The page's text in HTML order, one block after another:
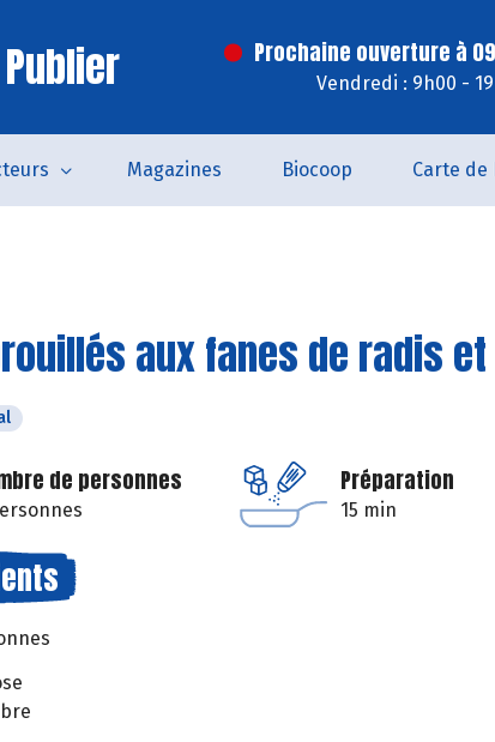
Prochaine ouverture à
Vendredi : 9h00 -
Magazines Biocoop Carte de
aux fanes de radis et
de personnes Préparation
15 min